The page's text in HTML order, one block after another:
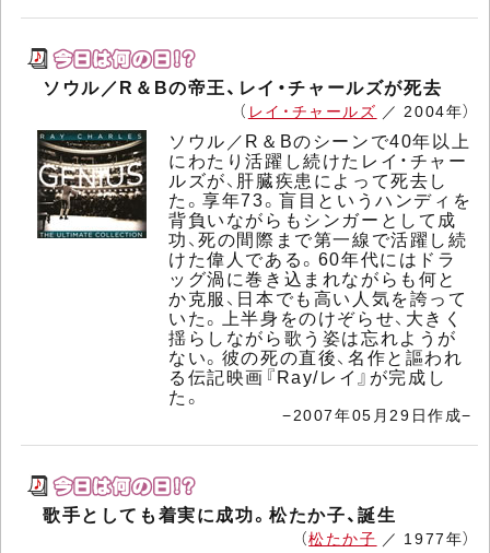
ソウル／R＆Bの帝王、レイ・チャールズが死去
（ レイ・チャールズ ／ 2004年）
ソウル／R＆Bのシーンで40年以上
にわたり活躍し続けたレイ・チャー
ルズが、肝臓疾患によって死去し
た。享年73。盲目というハンディを
背負いながらもシンガーとして成
功、死の間際まで第一線で活躍し続
けた偉人である。60年代にはドラ
ッグ渦に巻き込まれながらも何と
か克服、日本でも高い人気を誇って
いた。上半身をのけぞらせ、大きく
揺らしながら歌う姿は忘れようが
ない。彼の死の直後、名作と謳われ
る伝記映画『Ray/レイ』が完成し
た。
−2007年05月29日作成−
歌手としても着実に成功。松たか子、誕生
（松たか子 ／ 1977年）